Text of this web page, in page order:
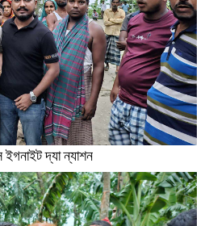
ইগনাইট দ্যা ন্যাশন